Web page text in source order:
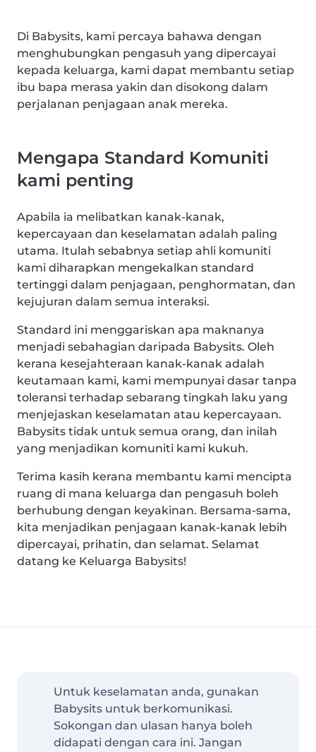
Di Babysits, kami percaya bahawa dengan
menghubungkan pengasuh yang dipercayai
kepada keluarga, kami dapat membantu setiap
ibu bapa merasa yakin dan disokong dalam
perjalanan penjagaan anak mereka.
Mengapa Standard Komuniti
kami penting
Apabila ia melibatkan kanak-kanak,
kepercayaan dan keselamatan adalah paling
utama. Itulah sebabnya setiap ahli komuniti
kami diharapkan mengekalkan standard
tertinggi dalam penjagaan, penghormatan, dan
kejujuran dalam semua interaksi.
Standard ini menggariskan apa maknanya
menjadi sebahagian daripada Babysits. Oleh
kerana kesejahteraan kanak-kanak adalah
keutamaan kami, kami mempunyai dasar tanpa
toleransi terhadap sebarang tingkah laku yang
menjejaskan keselamatan atau kepercayaan.
Babysits tidak untuk semua orang, dan inilah
yang menjadikan komuniti kami kukuh.
Terima kasih kerana membantu kami mencipta
ruang di mana keluarga dan pengasuh boleh
berhubung dengan keyakinan. Bersama-sama,
kita menjadikan penjagaan kanak-kanak lebih
dipercayai, prihatin, dan selamat. Selamat
datang ke Keluarga Babysits!
Untuk keselamatan anda, gunakan
Babysits untuk berkomunikasi.
Sokongan dan ulasan hanya boleh
didapati dengan cara ini. Jangan